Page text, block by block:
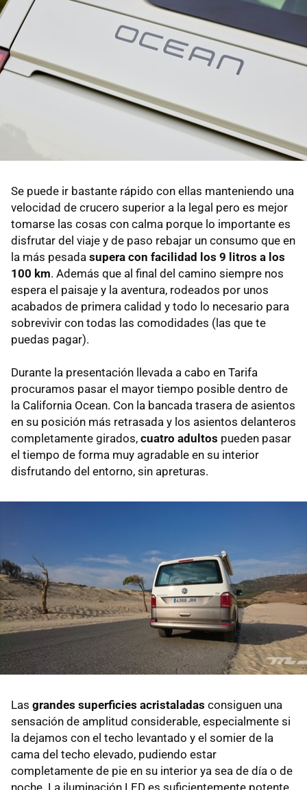
Se puede ir bastante rápido con ellas manteniendo una
velocidad de crucero superior a la legal pero es mejor
tomarse las cosas con calma porque lo importante es
disfrutar del viaje y de paso rebajar un consumo que en
la más pesada supera con facilidad los 9 litros a los
100 km. Además que al final del camino siempre nos
espera el paisaje y la aventura, rodeados por unos
acabados de primera calidad y todo lo necesario para
sobrevivir con todas las comodidades (las que te
puedas pagar).
Durante la presentación llevada a cabo en Tarifa
procuramos pasar el mayor tiempo posible dentro de
la California Ocean. Con la bancada trasera de asientos
en su posición más retrasada y los asientos delanteros
completamente girados, cuatro adultos pueden pasar
el tiempo de forma muy agradable en su interior
disfrutando del entorno, sin apreturas.
Las grandes superficies acristaladas consiguen una
sensación de amplitud considerable, especialmente si
la dejamos con el techo levantado y el somier de la
cama del techo elevado, pudiendo estar
completamente de pie en su interior ya sea de día o de
noche. La iluminación LED es suficientemente potente